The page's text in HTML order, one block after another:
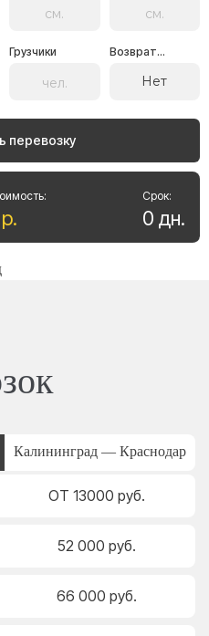
Грузчики Возврат...
Нет
перевозку
р.
Срок:
0 дн.
Калининград — Краснодар
ОТ 13000 руб.
52 000 руб.
66 000 руб.